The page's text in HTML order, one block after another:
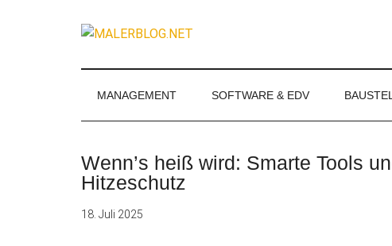
Magazin
Stuckateure
MANAGEMENT SOFTWARE & EDV
Wenn’s heiß wird: Smarte Tools
Hitzeschutz
18. Juli 2025